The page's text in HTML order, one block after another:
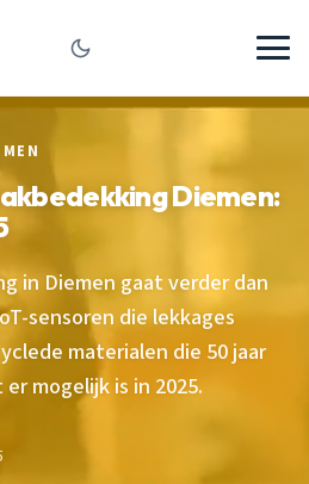
Diemen:
in Diemen gaat verder dan
sensoren die lekkages
materialen die 50 jaar
mogelijk is in 2025.